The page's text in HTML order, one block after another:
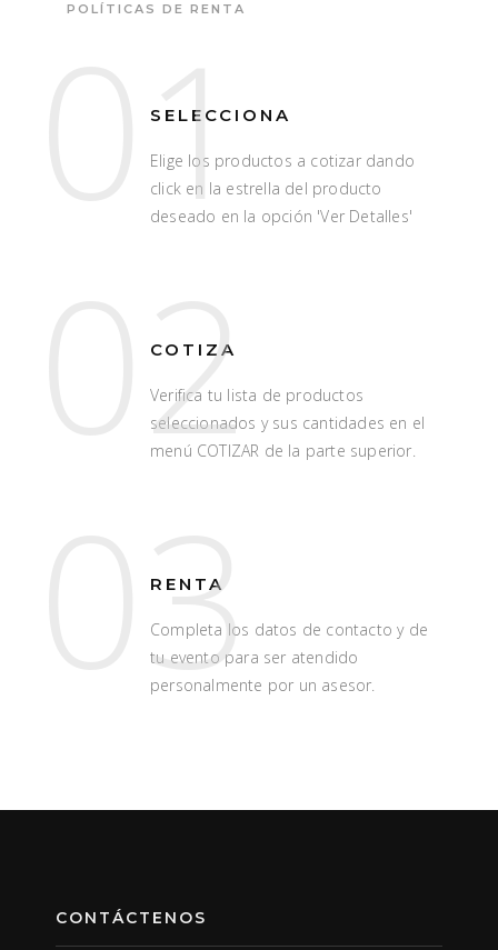
POLÍTICAS DE RENTA
01
SELECCIONA
Elige los productos a cotizar dando
click en la estrella del producto
deseado en la opción 'Ver Detalles'
02
COTIZA
Verifica tu lista de productos
seleccionados y sus cantidades en el
menú COTIZAR de la parte superior.
03
RENTA
Completa los datos de contacto y de
tu evento para ser atendido
personalmente por un asesor.
CONTÁCTENOS